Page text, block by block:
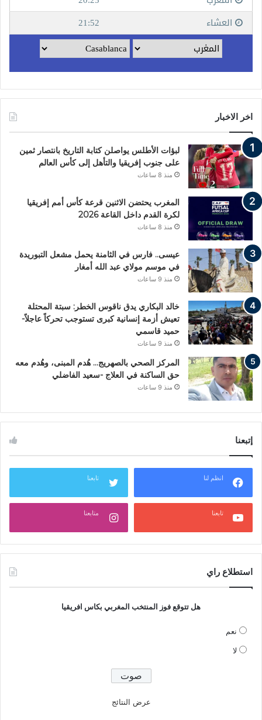
اخر الاخبار
لبؤات الأطلس يواصلن كتابة التاريخ بانتصار ثمين
على جنوب إفريقيا والتأهل إلى كأس العالم
منذ 8 ساعات
المغرب يحتضن الاثنين قرعة كأس أمم إفريقيا
لكرة القدم داخل القاعة 2026
منذ 8 ساعات
عيسى.. فارس في الثامنة يحمل مشعل التبوريدة
في موسم مولاي عبد الله أمغار
منذ 9 ساعات
خالد البكاري يدق ناقوس الخطر: سبتة المحتلة
تعيش أزمة إنسانية كبرى تستوجب تحركاً عاجلاً-
حميد قاسمي
منذ 9 ساعات
المركز الصحي بالصهريج… هُدم المبنى، وهُدم معه
حق الساكنة في العلاج -سعيد الفاضلي
منذ 9 ساعات
إتبعنا
انظم لنا تابعنا
تابعنا متابعنا
استطلاع راي
هل تتوقع فوز المنتخب المغربي بكاس افريقيا
نعم
لا
عرض النتائج